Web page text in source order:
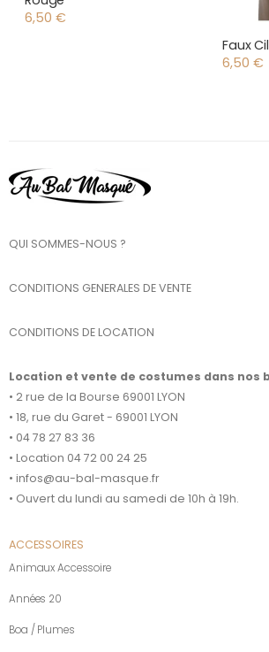
6,50 €
Faux
6,50 €
QUI SOMMES-NOUS ?
CONDITIONS GENERALES DE VENTE
CONDITIONS DE LOCATION
Location et vente de costumes dans nos
• 2 rue de la Bourse 69001 LYON
• 18, rue du Garet - 69001 LYON
• 04 78 27 83 36
• Location 04 72 00 24 25
• infos@au-bal-masque.fr
• Ouvert du lundi au samedi de 10h à 19h.
ACCESSOIRES
Animaux Accessoire
Années 20
Boa / Plumes